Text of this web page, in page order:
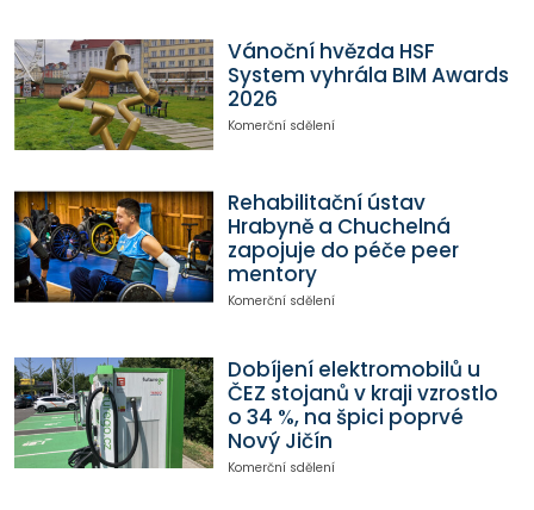
Vánoční hvězda HSF
System vyhrála BIM Awards
2026
Komerční sdělení
Rehabilitační ústav
Hrabyně a Chuchelná
zapojuje do péče peer
mentory
Komerční sdělení
Dobíjení elektromobilů u
ČEZ stojanů v kraji vzrostlo
o 34 %, na špici poprvé
Nový Jičín
Komerční sdělení